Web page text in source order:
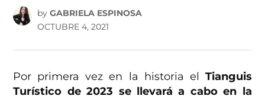
by GABRIELA ESPINOSA
OCTUBRE 4, 2021
Por primera vez en la historia el Tianguis
Turístico de 2023 se llevará a cabo en la